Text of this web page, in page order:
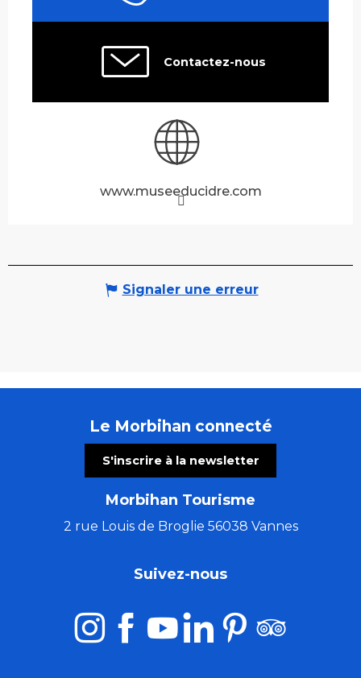
Contactez-nous
www.museeducidre.com
Signaler une erreur
Le Morbihan connecté
S'inscrire à la newsletter
Morbihan Tourisme
2 rue Louis de Broglie 56038 Vannes
Suivez-nous